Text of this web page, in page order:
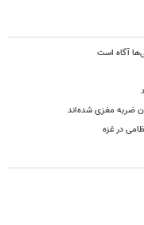
آگاه است
ضربه مغزی شده‌اند
در غزه